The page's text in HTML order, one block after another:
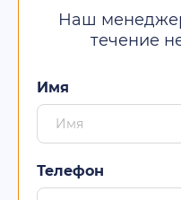
Наш
течение
Имя
Телефон